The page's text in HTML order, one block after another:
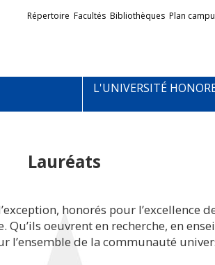
Liens
externes
Répertoire Facultés Bibliothèques Plan
L'UNIVERSITÉ
Lauréats
honorés pour l’excellence
oeuvrent en recherche, en
l’ensemble de la communauté